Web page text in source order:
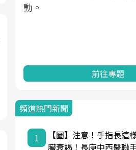
動。
前往專題
頻道熱門新聞
1
【圖】注意！手指長這
臟衰竭！長庚中西醫聯